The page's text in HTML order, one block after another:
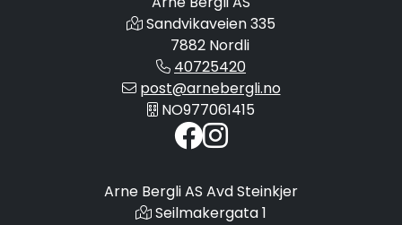
Sandvikaveien 335
7882 Nordli
40725420
post@arnebergli.no
NO977061415
Arne Bergli AS Avd Steinkjer
Seilmakergata 1